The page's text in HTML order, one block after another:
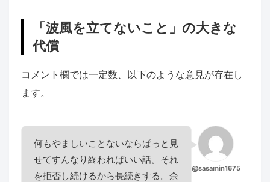
「波風を立てないこと」の大きな
代償
コメント欄では一定数、以下のような意見が存在し
ます。
@sasamin1675
何もやましいことないならぱっと見
せてすんなり終わればいい話。それ
を拒否し続けるから長続きする。余